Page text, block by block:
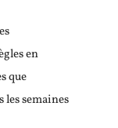
en
que
les semaines